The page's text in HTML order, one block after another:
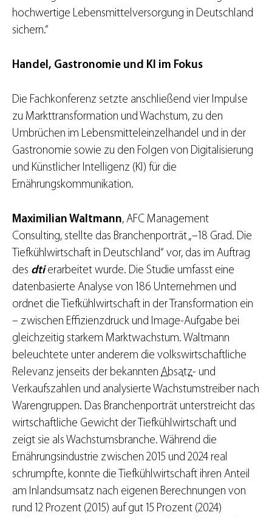
hochwertige Lebensmittelversorgung in Deutschland
sichern.“
Handel, Gastronomie und KI im Fokus
Die Fachkonferenz setzte anschließend vier Impulse
zu Markttransformation und Wachstum, zu den
Umbrüchen im Lebensmitteleinzelhandel und in der
Gastronomie sowie zu den Folgen von Digitalisierung
und Künstlicher Intelligenz (KI) für die
Ernährungskommunikation.
Maximilian Waltmann, AFC Management
Consulting, stellte das Branchenporträt „–18 Grad. Die
Tiefkühlwirtschaft in Deutschland“ vor, das im Auftrag
des dtierarbeitet wurde. Die Studie umfasst eine
datenbasierte Analyse von 186 Unternehmen und
ordnet die Tiefkühlwirtschaft in der Transformation ein
– zwischen Effizienzdruck und Image-Aufgabe bei
gleichzeitig starkem Marktwachstum. Waltmann
beleuchtete unter anderem die volkswirtschaftliche
Relevanz jenseits der bekannten Absatz- und
Verkaufszahlen und analysierte Wachstumstreiber nach
Warengruppen. Das Branchenporträt unterstreicht das
wirtschaftliche Gewicht der Tiefkühlwirtschaft und
zeigt sie als Wachstumsbranche. Während die
Ernährungsindustrie zwischen 2015 und 2024 real
schrumpfte, konnte die Tiefkühlwirtschaft ihren Anteil
am Inlandsumsatz nach eigenen Berechnungen von
rund 12 Prozent (2015) auf gut 15 Prozent (2024)